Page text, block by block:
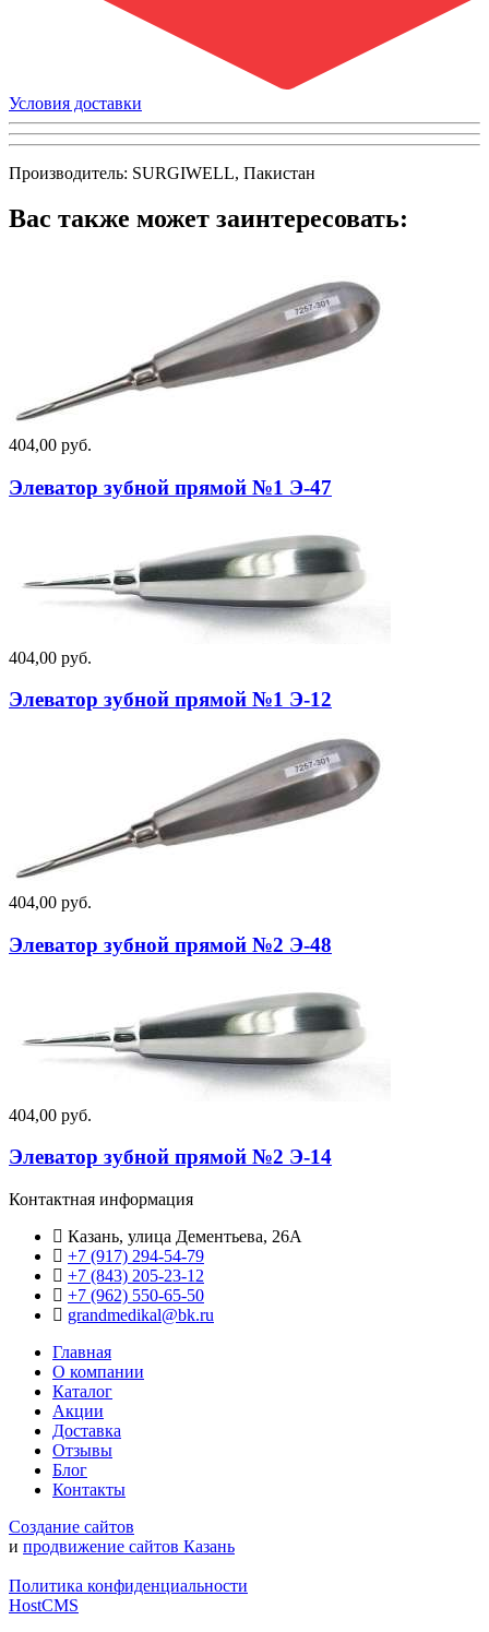
Условия доставки
Производитель: SURGIWELL, Пакистан
Вас также может заинтересовать:
404,00 руб.
Элеватор зубной прямой №1 Э-47
404,00 руб.
Элеватор зубной прямой №1 Э-12
404,00 руб.
Элеватор зубной прямой №2 Э-48
404,00 руб.
Элеватор зубной прямой №2 Э-14
Контактная информация
Казань, улица Дементьева, 26А
+7 (917) 294-54-79
+7 (843) 205-23-12
+7 (962) 550‑65‑50‬
grandmedikal@bk.ru
Главная
О компании
Каталог
Акции
Доставка
Отзывы
Блог
Контакты
Создание сайтов
и продвижение сайтов Казань
Политика конфиденциальности
HostCMS